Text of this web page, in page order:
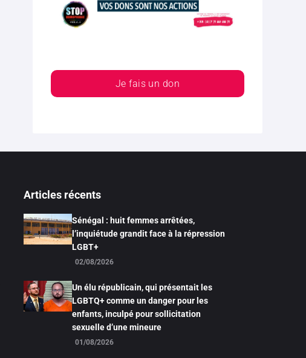
Je fais un don
Articles récents
Sénégal : huit femmes arrêtées,
l’inquiétude grandit face à la répression
LGBT+
02/08/2026
Un élu républicain, qui présentait les
LGBTQ+ comme un danger pour les
enfants, inculpé pour sollicitation
sexuelle d’une mineure
01/08/2026